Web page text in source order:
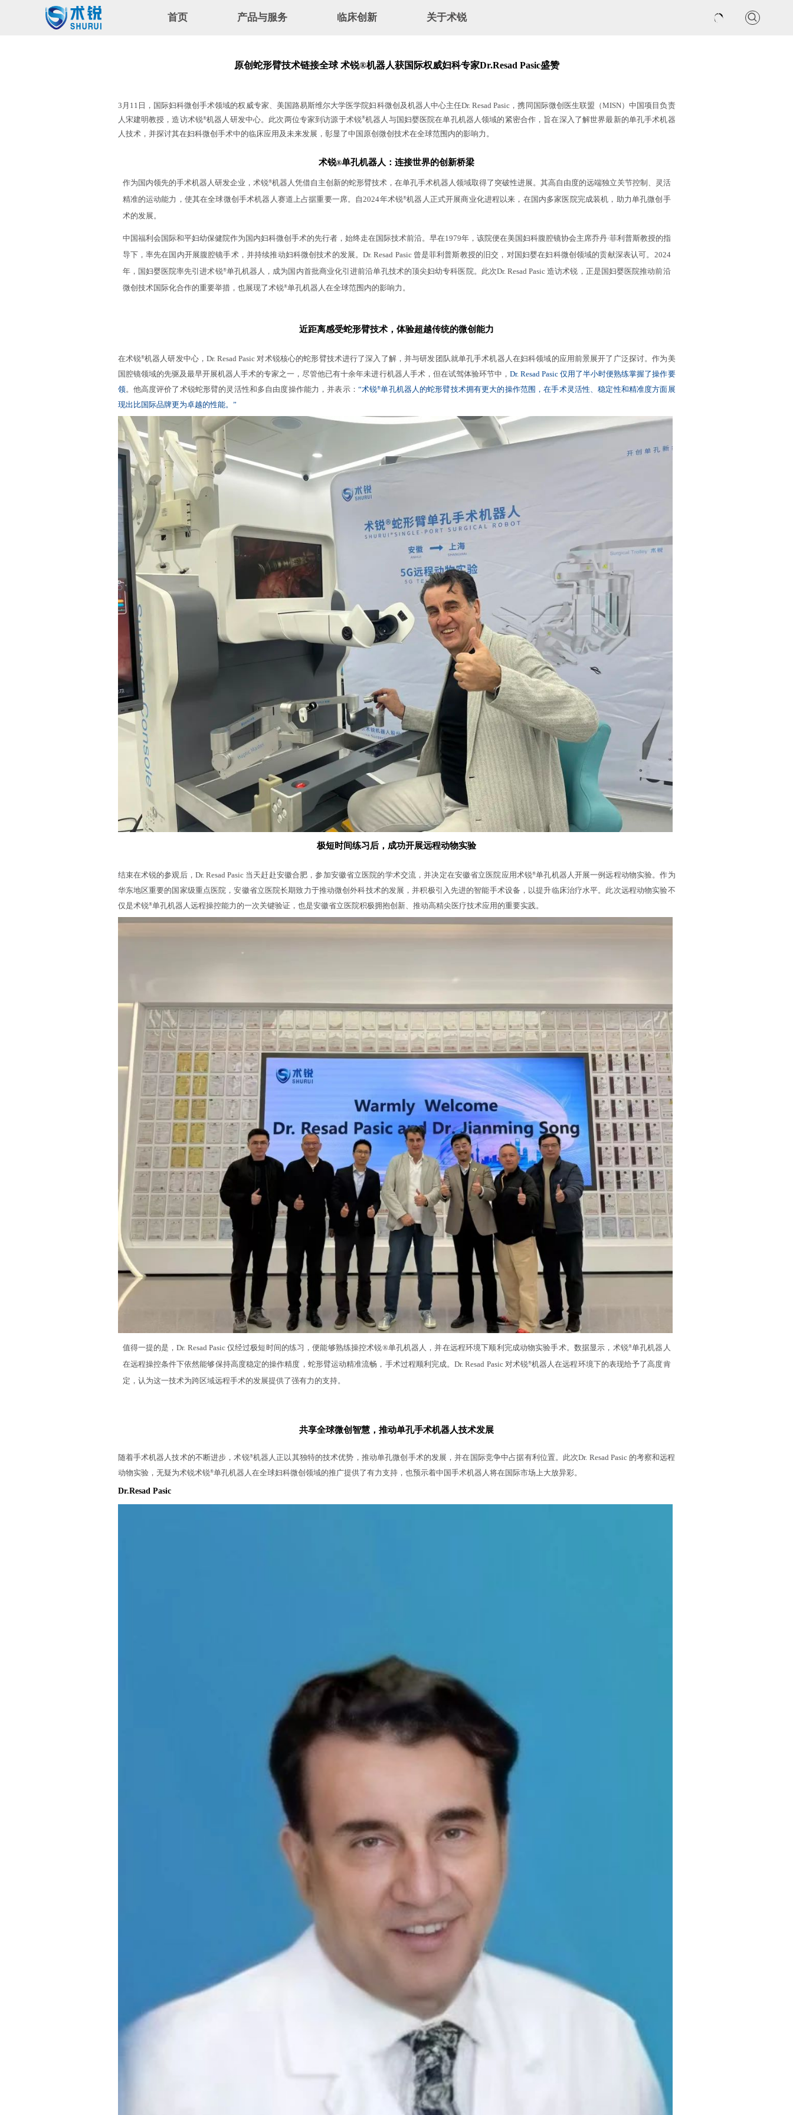
首页 产品与服务 临床创新 关于术锐
原创蛇形臂技术链接全球 术锐®机器人获国际权威妇科专家Dr.Resad Pasic盛赞
3 月 11 日，国际妇科微创手术领域的权威专家、美国路易斯维尔大学医学院妇科微创及机器人中心主任Dr. Resad Pasic ，携同国际微创医生联盟（MISN）中国项目负责
人宋建明教授，造访术锐®机器人研发中心。此次两位专家到访源于术锐®机器人与国妇婴医院在单孔机器人领域的紧密合作，旨在深入了解世界最新的单孔手术机器
人技术，并探讨其在妇科微创手术中的临床应用及未来发展，彰显了中国原创微创技术在全球范围内的影响力。
术锐®单孔机器人：连接世界的创新桥梁
作为国内领先的手术机器人研发企业，术锐®机器人凭借自主创新的蛇形臂技术，在单孔手术机器人领域取得了突破性进展。其高自由度的远端独立关节控制、灵活
精准的运动能力，使其在全球微创手术机器人赛道上占据重要一席。自2024年术锐®机器人正式开展商业化进程以来，在国内多家医院完成装机，助力单孔微创手
术的发展。
中国福利会国际和平妇幼保健院作为国内妇科微创手术的先行者，始终走在国际技术前沿。早在1979年，该院便在美国妇科腹腔镜协会主席乔丹·菲利普斯教授的指
导下，率先在国内开展腹腔镜手术，并持续推动妇科微创技术的发展。Dr. Resad Pasic 曾是菲利普斯教授的旧交，对国妇婴在妇科微创领域的贡献深表认可。2024
年，国妇婴医院率先引进术锐®单孔机器人，成为国内首批商业化引进前沿单孔技术的顶尖妇幼专科医院。此次Dr. Resad Pasic 造访术锐，正是国妇婴医院推动前沿
微创技术国际化合作的重要举措，也展现了术锐®单孔机器人在全球范围内的影响力。
近距离感受蛇形臂技术，体验超越传统的微创能力
在术锐®机器人研发中心，Dr. Resad Pasic 对术锐核心的蛇形臂技术进行了深入了解，并与研发团队就单孔手术机器人在妇科领域的应用前景展开了广泛探讨。作为美
国腔镜领域的先驱及最早开展机器人手术的专家之一，尽管他已有十余年未进行机器人手术，但在试驾体验环节中， Dr. Resad Pasic 仅用了半小时便熟练掌握了操作要
领。他高度评价了术锐蛇形臂的灵活性和多自由度操作能力，并表示： “术锐®单孔机器人的蛇形臂技术拥有更大的操作范围，在手术灵活性、稳定性和精准度方面展
现出比国际品牌更为卓越的性能。”
极短时间练习后，成功开展远程动物实验
结束在术锐的参观后，Dr. Resad Pasic 当天赶赴安徽合肥，参加安徽省立医院的学术交流，并决定在安徽省立医院应用术锐®单孔机器人开展一例远程动物实验。作为
华东地区重要的国家级重点医院，安徽省立医院长期致力于推动微创外科技术的发展，并积极引入先进的智能手术设备，以提升临床治疗水平。此次远程动物实验不
仅是术锐®单孔机器人远程操控能力的一次关键验证，也是安徽省立医院积极拥抱创新、推动高精尖医疗技术应用的重要实践。
值得一提的是，Dr. Resad Pasic 仅经过极短时间的练习，便能够熟练操控术锐®单孔机器人，并在远程环境下顺利完成动物实验手术。数据显示，术锐®单孔机器人
在远程操控条件下依然能够保持高度稳定的操作精度，蛇形臂运动精准流畅，手术过程顺利完成。Dr. Resad Pasic 对术锐®机器人在远程环境下的表现给予了高度肯
定，认为这一技术为跨区域远程手术的发展提供了强有力的支持。
共享全球微创智慧，推动单孔手术机器人技术发展
随着手术机器人技术的不断进步，术锐®机器人正以其独特的技术优势，推动单孔微创手术的发展，并在国际竞争中占据有利位置。此次Dr. Resad Pasic 的考察和远程
动物实验，无疑为术锐术锐®单孔机器人在全球妇科微创领域的推广提供了有力支持，也预示着中国手术机器人将在国际市场上大放异彩。
Dr.Resad Pasic